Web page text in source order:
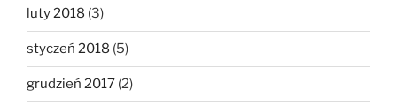
luty 2018 (3)
styczeń 2018 (5)
grudzień 2017 (2)